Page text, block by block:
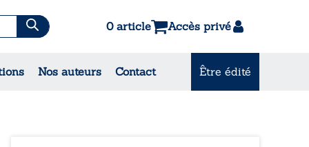
0 article Accès privé
Nos auteurs Contact Être édité
& Contes